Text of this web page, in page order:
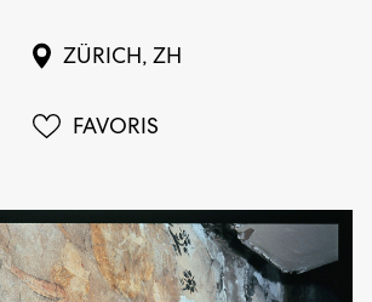
ZÜRICH, ZH
FAVORIS